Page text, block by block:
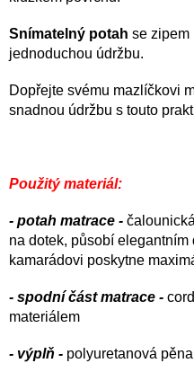
Snímatelný potah se zipem
jednoduchou údržbu.
Dopřejte svému mazlíčkovi
snadnou údržbu s touto
Použitý materiál:
- potah matrace -
na dotek, působí
kamarádovi poskytne
- spodní část matrace -
materiálem
- výplň - polyuretanová pěna